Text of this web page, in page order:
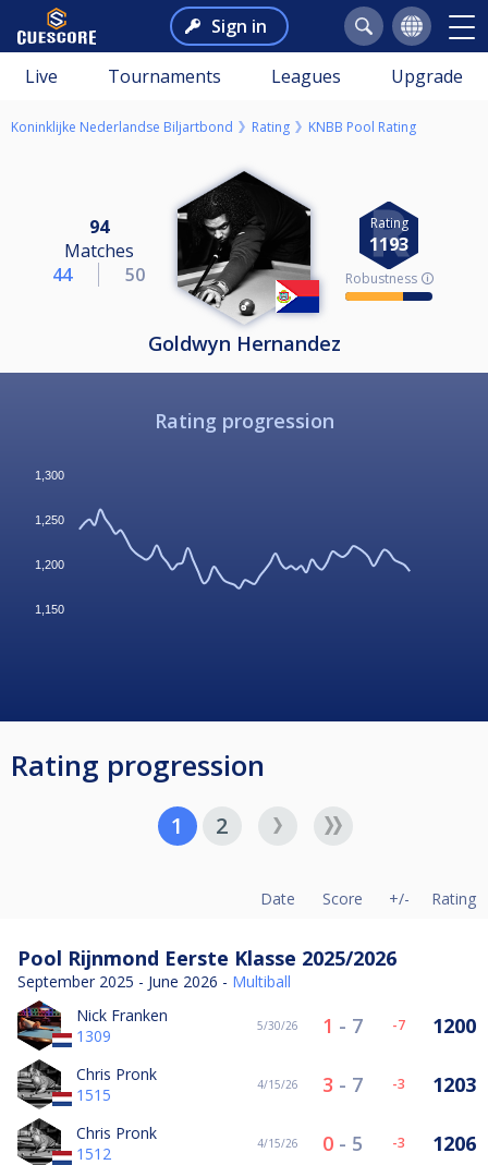
Sign in
Live Tournaments Leagues Upgrade
Koninklijke Nederlandse Biljartbond Rating KNBB Pool Rating
94
Matches
44
50
Rating
1193
Robustness 🛈
Goldwyn Hernandez
Rating progression
1,150
1,200
1,250
1,300
Rating progression
1 2
Date Score +/- Rating
Pool Rijnmond Eerste Klasse 2025/2026
September 2025 - June 2026 - Multiball
Nick Franken
1309
5/30/26 1 - 7 -7 1200
Chris Pronk
1515
4/15/26 3 - 7 -3 1203
Chris Pronk
1512
4/15/26 0- 5 -3 1206